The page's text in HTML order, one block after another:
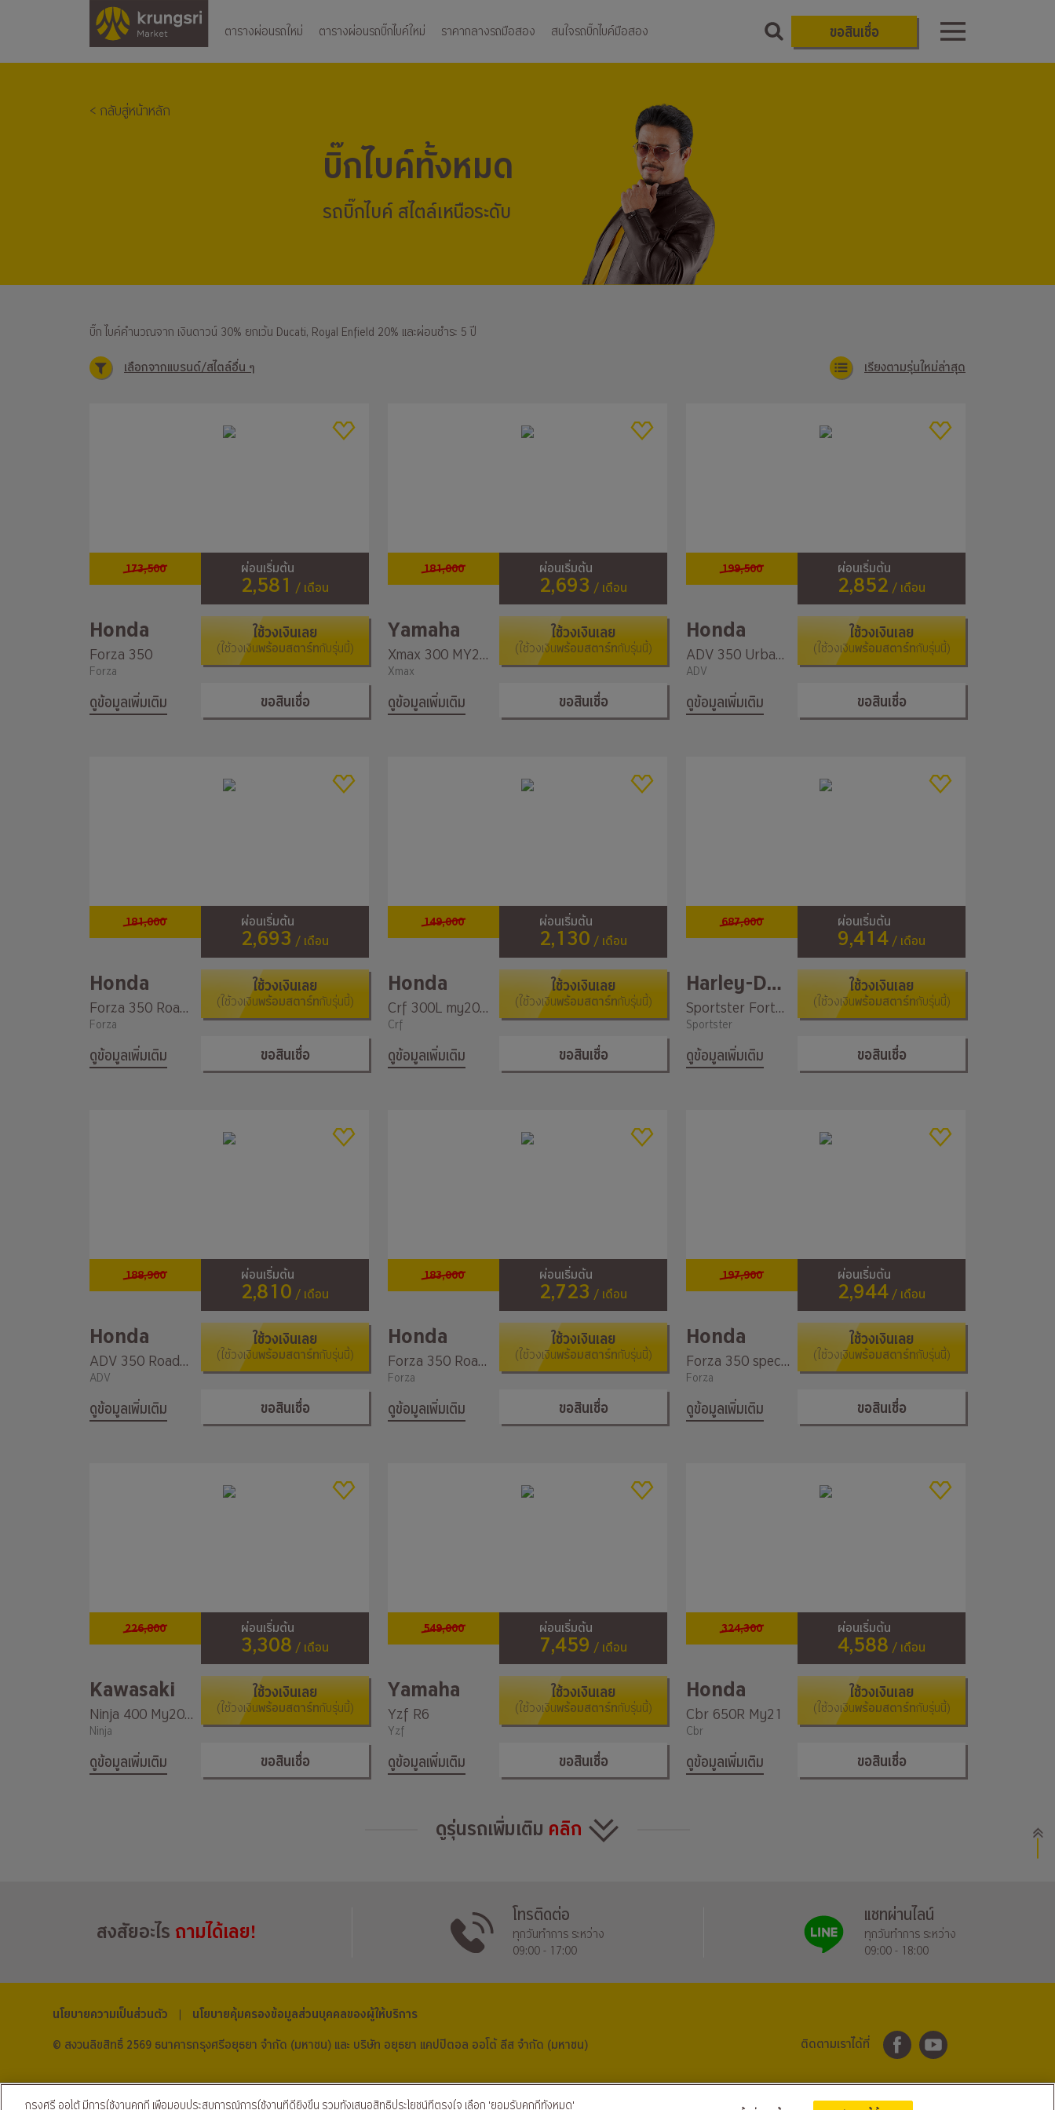
ตารางผ่อนรถใหม่ ตารางผ่อนรถบิ๊กไบค์ใหม่ ราคากลางรถมือสอง สนใจรถบิ๊กไบค์มือสอง ขอสินเชื่อ
< กลับสู่หน้าหลัก
บิ๊กไบค์ทั้งหมด
รถบิ๊กไบค์ สไตล์เหนือระดับ
บิ๊ก ไบค์คำนวณจาก เงินดาวน์ 30% ยกเว้น Ducati, Royal Enfield 20% และผ่อนชำระ 5 ปี
เลือกจากแบรนด์/สไตล์อื่น ๆ
เรียงตามรุ่นใหม่ล่าสุด
173,500 ผ่อนเริ่มต้น
2,581 / เดือน
Honda
Forza 350
Forza
ดูข้อมูลเพิ่มเติม
ใช้วงเงินเลย
(ใช้วงเงินพร้อมสตาร์ทกับรุ่นนี้)
ขอสินเชื่อ
181,000 ผ่อนเริ่มต้น
2,693 / เดือน
Yamaha
Xmax 300 MY2022
Xmax
ดูข้อมูลเพิ่มเติม
ใช้วงเงินเลย
(ใช้วงเงินพร้อมสตาร์ทกับรุ่นนี้)
ขอสินเชื่อ
199,500 ผ่อนเริ่มต้น
2,852 / เดือน
Honda
ADV 350 Urban Racer Edition
ADV
ดูข้อมูลเพิ่มเติม
ใช้วงเงินเลย
(ใช้วงเงินพร้อมสตาร์ทกับรุ่นนี้)
ขอสินเชื่อ
181,000 ผ่อนเริ่มต้น
2,693 / เดือน
Honda
Forza 350 Roadsync
Forza
ดูข้อมูลเพิ่มเติม
ใช้วงเงินเลย
(ใช้วงเงินพร้อมสตาร์ทกับรุ่นนี้)
ขอสินเชื่อ
149,000 ผ่อนเริ่มต้น
2,130 / เดือน
Honda
Crf 300L my2023
Crf
ดูข้อมูลเพิ่มเติม
ใช้วงเงินเลย
(ใช้วงเงินพร้อมสตาร์ทกับรุ่นนี้)
ขอสินเชื่อ
687,000 ผ่อนเริ่มต้น
9,414/ เดือน
Harley-Davidson
Sportster Forty-Eight
Sportster
ดูข้อมูลเพิ่มเติม
ใช้วงเงินเลย
(ใช้วงเงินพร้อมสตาร์ทกับรุ่นนี้)
ขอสินเชื่อ
188,900 ผ่อนเริ่มต้น
2,810 / เดือน
Honda
ADV 350 Roadsync
ADV
ดูข้อมูลเพิ่มเติม
ใช้วงเงินเลย
(ใช้วงเงินพร้อมสตาร์ทกับรุ่นนี้)
ขอสินเชื่อ
183,000 ผ่อนเริ่มต้น
2,723 / เดือน
Honda
Forza 350 Roadsync
Forza
ดูข้อมูลเพิ่มเติม
ใช้วงเงินเลย
(ใช้วงเงินพร้อมสตาร์ทกับรุ่นนี้)
ขอสินเชื่อ
197,900 ผ่อนเริ่มต้น
2,944/ เดือน
Honda
Forza 350 special edition h2c by honda
Forza
ดูข้อมูลเพิ่มเติม
ใช้วงเงินเลย
(ใช้วงเงินพร้อมสตาร์ทกับรุ่นนี้)
ขอสินเชื่อ
226,800 ผ่อนเริ่มต้น
3,308 / เดือน
Kawasaki
Ninja 400 My2022
Ninja
ดูข้อมูลเพิ่มเติม
ใช้วงเงินเลย
(ใช้วงเงินพร้อมสตาร์ทกับรุ่นนี้)
ขอสินเชื่อ
549,000 ผ่อนเริ่มต้น
7,459 / เดือน
Yamaha
Yzf R6
Yzf
ดูข้อมูลเพิ่มเติม
ใช้วงเงินเลย
(ใช้วงเงินพร้อมสตาร์ทกับรุ่นนี้)
ขอสินเชื่อ
324,300 ผ่อนเริ่มต้น
4,588 / เดือน
Honda
Cbr 650R My21
Cbr
ดูข้อมูลเพิ่มเติม
ใช้วงเงินเลย
(ใช้วงเงินพร้อมสตาร์ทกับรุ่นนี้)
ขอสินเชื่อ
ดูรุ่นรถเพิ่มเติม คลิก
สงสัยอะไร ถามได้เลย!
โทรติดต่อ
ทุกวันทำการ ระหว่าง
09:00 - 17:00
แชทผ่านไลน์
ทุกวันทำการ ระหว่าง
09:00 - 18:00
นโยบายความเป็นส่วนตัว | นโยบายคุ้มครองข้อมูลส่วนบุคคลของผู้ให้บริการ
© สงวนลิขสิทธิ์ 2569 ธนาคารกรุงศรีอยุธยา จำกัด (มหาชน) และ บริษัท อยุธยา แคปปิตอล ออโต้ ลีส จำกัด (มหาชน) ติดตามเราได้ที่
กรุงศรี ออโต้ มีการใช้งานคุกกี้ เพื่อมอบประสบการณ์การใช้งานที่ดียิ่งขึ้น รวมทั้งเสนอสิทธิประโยชน์ที่ตรงใจ เลือก 'ยอมรับคุกกี้ทั้งหมด'